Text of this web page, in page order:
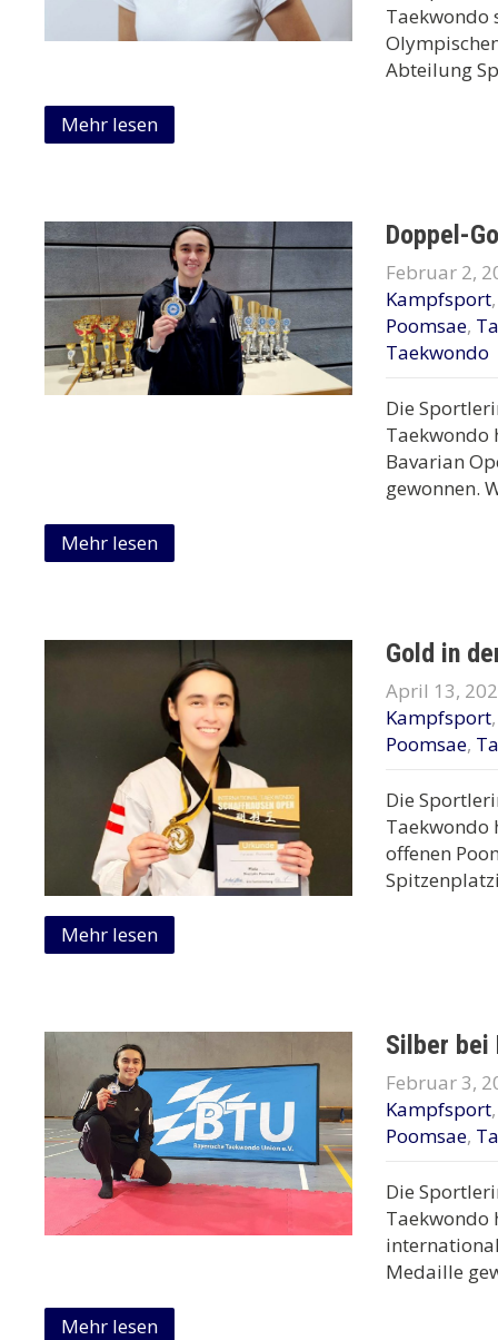
Taekwondo
Abteilung
Mehr lesen
Doppel-
Februar 2,
Kampfsport
Poomsae,
Taekwondo
Die
Taekwondo
Bavarian
gewonnen.
Mehr lesen
Gold in
April 13,
Kampfsport
Poomsae,
Die
Taekwondo
offenen
Mehr lesen
Silber bei
Februar 3,
Kampfsport
Poomsae,
Die
Taekwondo
Medaille
Mehr lesen